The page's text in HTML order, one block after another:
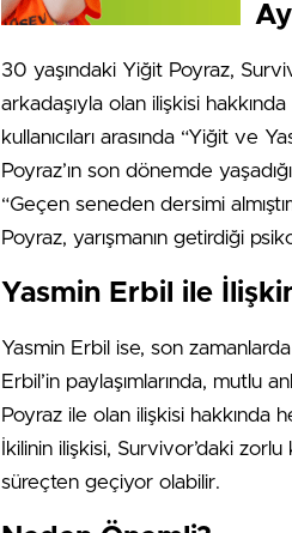
30 yaşındaki Yiğit Poyraz,
arkadaşıyla olan ilişkisi
kullanıcıları arasında “Yiğit ve
Poyraz’ın son dönemde
“Geçen seneden dersimi
Poyraz, yarışmanın getirdiği
Yasmin Erbil ile
Yasmin Erbil ise, son
Erbil’in paylaşımlarında, mutlu
Poyraz ile olan ilişkisi hakkında
İkilinin ilişkisi, Survivor’daki
süreçten geçiyor olabilir.